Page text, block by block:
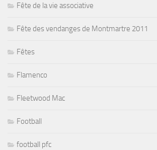
Fête de la vie associative
Fête des vendanges de Montmartre 2011
Fêtes
Flamenco
Fleetwood Mac
Football
football pfc